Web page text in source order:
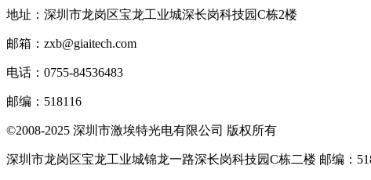
地址：深圳市龙岗区宝龙工业城深长岗科技园C栋2楼
邮箱：zxb@giaitech.com
电话：0755-84536483
邮编：518116
©2008-2025 深圳市激埃特光电有限公司 版权所有
深圳市龙岗区宝龙工业城锦龙一路深长岗科技园C栋二楼 邮编：